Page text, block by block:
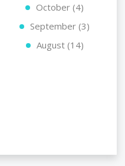
October (4)
September (3)
August (14)